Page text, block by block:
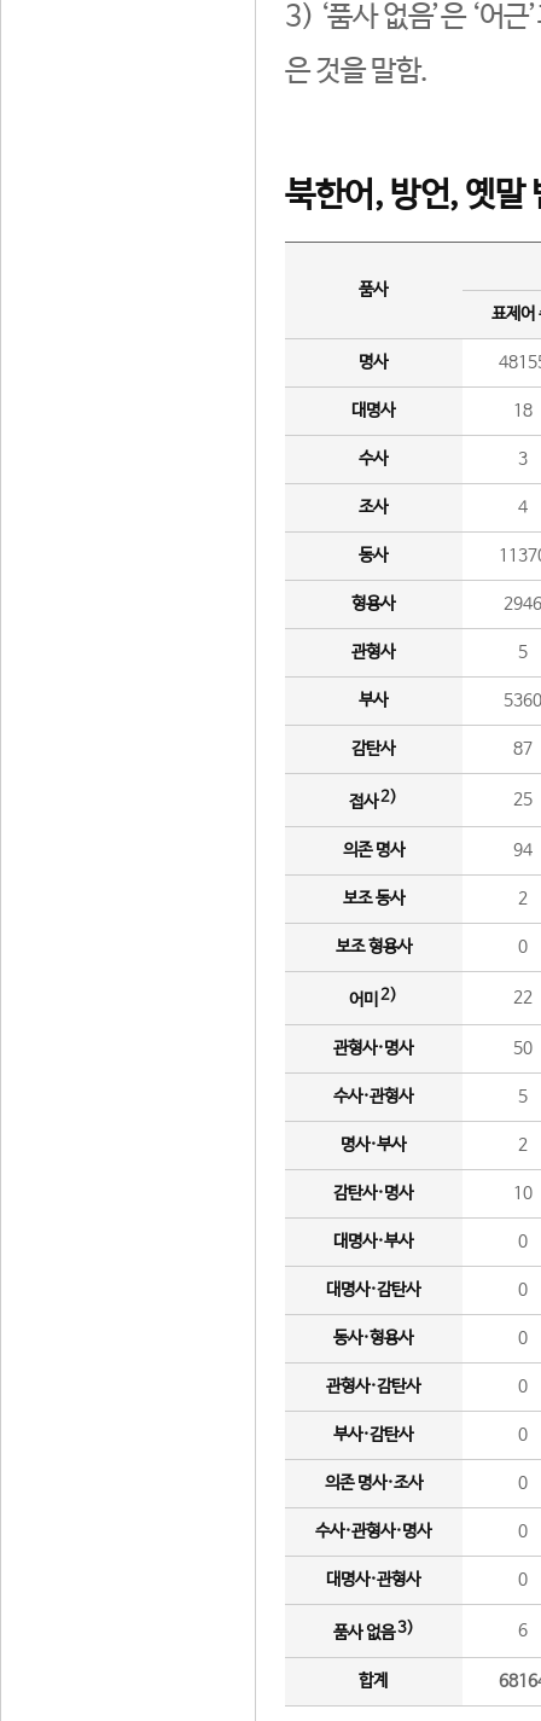
3) ‘품사 없음’은 ‘어
은 것을 말함.
북한어, 방언, 옛말
품사
표제어
명사
대명사 18
수사 3
조사 4
동사
형용사 2946
관형사 5
부사 5360
감탄사 87
접사2) 25
의존 명사 94
보조 동사 2
보조 형용사 0
어미 2) 22
관형사·명사 50
수사·관형사 5
명사·부사 2
감탄사·명사 10
대명사·부사 0
대명사·감탄사 0
동사·형용사 0
관형사·감탄사 0
부사·감탄사 0
의존 명사·조사 0
수사·관형사·명사 0
대명사·관형사 0
품사 없음3) 6
합계